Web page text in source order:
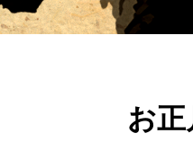
お正